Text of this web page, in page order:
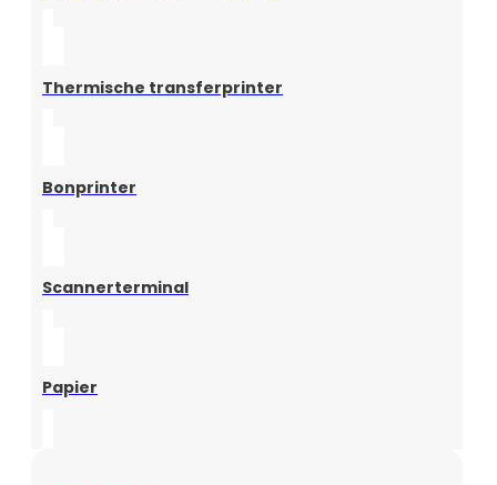
Thermische transferprinter
Bonprinter
Scannerterminal
Papier